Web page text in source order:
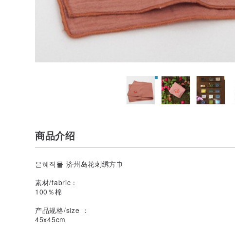
商品介绍
은혜직물 济州岛花刺绣方巾
素材/fabric：
100％棉
产品规格/size ：
45x45cm